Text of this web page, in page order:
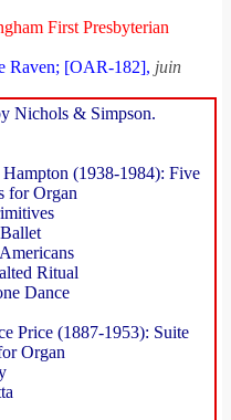
First Presbyterian
Raven; [OAR-182], juin
Nichols & Simpson.
(1938-1984): Five
for Organ
Ritual
Dance
Price (1887-1953): Suite
Organ